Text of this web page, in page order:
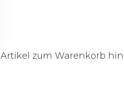
Artikel zum Warenkorb